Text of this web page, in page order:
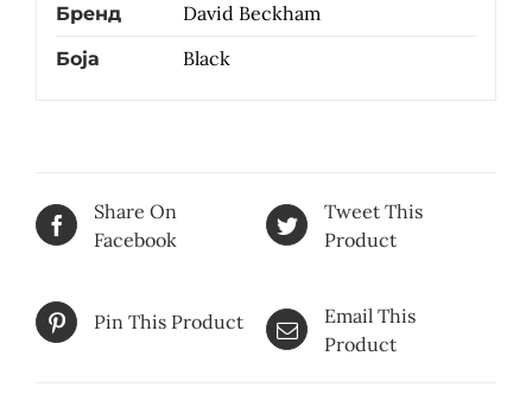
Бренд David Beckham
Боја Black
Share On
Facebook
Tweet This
Product
Pin This Product
Email This
Product